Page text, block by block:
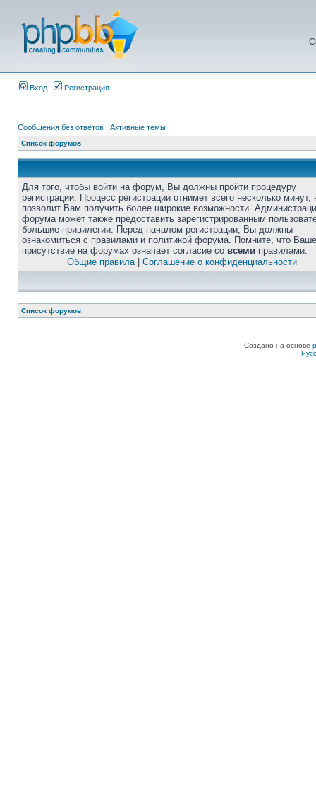
Вход Регистрация
Сообщения без ответов | Активные темы
Список форумов
Для того, чтобы войти на форум, Вы должны пройти процедуру
регистрации. Процесс регистрации отнимет всего несколько минут,
позволит Вам получить более широкие возможности.
форума может также предоставить зарегистрированным
большие привилегии. Перед началом регистрации, Вы должны
ознакомиться с правилами и политикой форума. Помните, что Ваше
присутствие на форумах означает согласие со всеми правилами.
Общие правила| Соглашение о конфиденциальности
Список форумов
Создано на основе